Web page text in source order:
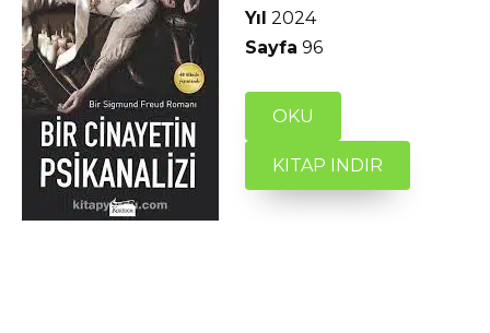
Yıl 2024
Sayfa 96
OKU
KITAP INDIR